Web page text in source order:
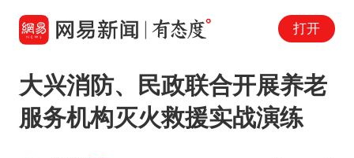
打开
大兴消防、民政联合开展养老
服务机构灭火救援实战演练